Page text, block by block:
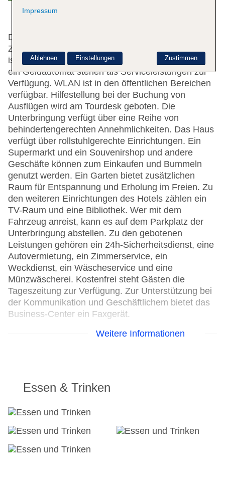
Das Hotel mit einem Aufzug verfügt über 150
Zimmer. Das freundliche Personal an der Rezeption
ist gerne bei allen Fragen behilflich. Ein Safe und
ein Geldautomat stehen als Serviceleistungen zur
Verfügung. WLAN ist in den öffentlichen Bereichen
verfügbar. Hilfestellung bei der Buchung von
Ausflügen wird am Tourdesk geboten. Die
Unterbringung verfügt über eine Reihe von
behindertengerechten Annehmlichkeiten. Das Haus
verfügt über rollstuhlgerechte Einrichtungen. Ein
Supermarkt und ein Souvenirshop und andere
Geschäfte können zum Einkaufen und Bummeln
genutzt werden. Ein Garten bietet zusätzlichen
Raum für Entspannung und Erholung im Freien. Zu
den weiteren Einrichtungen des Hotels zählen ein
TV-Raum und eine Bibliothek. Wer mit dem
Fahrzeug anreist, kann es auf dem Parkplatz der
Unterbringung abstellen. Zu den gebotenen
Leistungen gehören ein 24h-Sicherheitsdienst, eine
Autovermietung, ein Zimmerservice, ein
Weckdienst, ein Wäscheservice und eine
Münzwäscherei. Kostenfrei steht Gästen die
Tageszeitung zur Verfügung. Zur Unterstützung bei
der Kommunikation und Geschäftlichem bietet das
Business-Center ein Faxgerät.
Konferenzraum
Garten: ohne Gebühr
Hotelsafe
WLAN/WiFi im Hotel
Minimarkt
Weitere Informationen
Essen & Trinken
Impressum
Zustimmen
Ablehnen Einstellungen